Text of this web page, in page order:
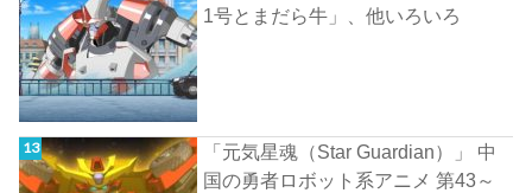
1号とまだら牛」、他いろいろ
「元気星魂（Star Guardian）」 中
国の勇者ロボット系アニメ 第43～